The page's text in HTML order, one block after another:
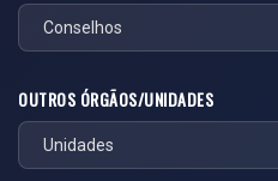
OUTROS ÓRGÃOS/UNIDADES